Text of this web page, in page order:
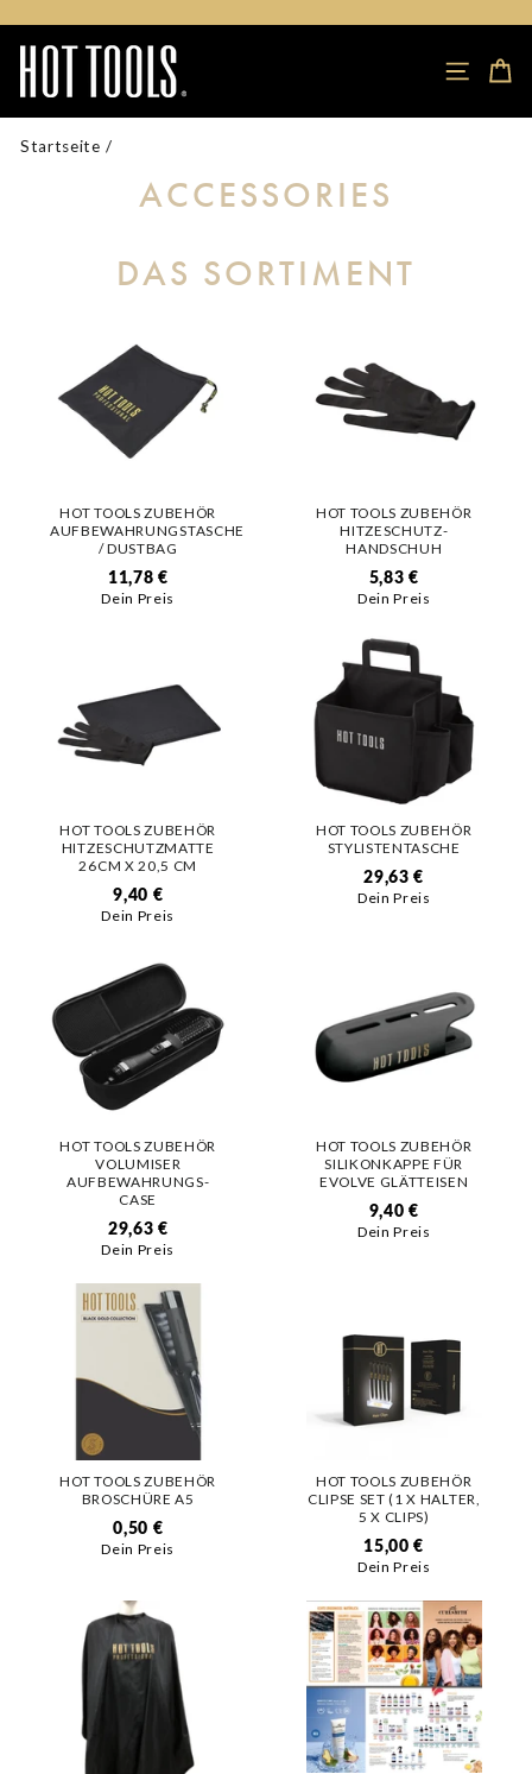
Startseite /
ACCESSORIES
DAS SORTIMENT
HOT TOOLS ZUBEHÖR
AUFBEWAHRUNGSTASCHE
/ DUSTBAG
11,78 €
Dein Preis
HOT TOOLS ZUBEHÖR
HITZESCHUTZ-
HANDSCHUH
5,83 €
Dein Preis
HOT TOOLS ZUBEHÖR
HITZESCHUTZMATTE
26CM X 20,5 CM
9,40 €
Dein Preis
HOT TOOLS ZUBEHÖR
STYLISTENTASCHE
29,63 €
Dein Preis
HOT TOOLS ZUBEHÖR
VOLUMISER
AUFBEWAHRUNGS-
CASE
29,63 €
Dein Preis
HOT TOOLS ZUBEHÖR
SILIKONKAPPE FÜR
EVOLVE GLÄTTEISEN
9,40 €
Dein Preis
HOT TOOLS ZUBEHÖR
BROSCHÜRE A5
0,50 €
Dein Preis
HOT TOOLS ZUBEHÖR
CLIPSE SET (1 X HALTER,
5 X CLIPS)
15,00 €
Dein Preis